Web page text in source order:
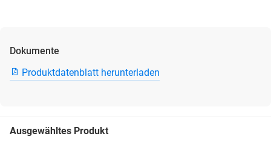
Dokumente
Produktdatenblatt herunterladen
Ausgewähltes Produkt